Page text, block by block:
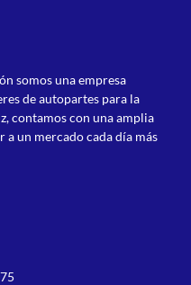
somos una empresa
de autopartes para la
contamos con una amplia
a un mercado cada día más